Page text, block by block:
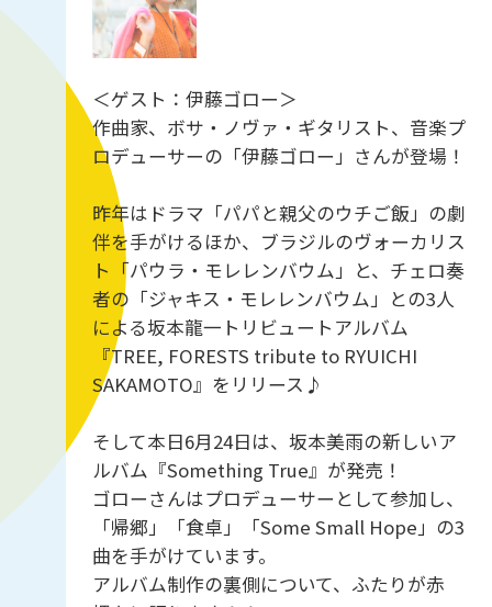
＜ゲスト：伊藤ゴロー＞
作曲家、ボサ・ノヴァ・ギタリスト、音楽プ
ロデューサーの「伊藤ゴロー」さんが登場！
昨年はドラマ「パパと親父のウチご飯」の劇
伴を手がけるほか、ブラジルのヴォーカリス
ト「パウラ・モレレンバウム」と、チェロ奏
者の「ジャキス・モレレンバウム」との3人
による坂本龍一トリビュートアルバム
『TREE, FORESTS tribute to RYUICHI
SAKAMOTO』をリリース♪
そして本日6月24日は、坂本美雨の新しいア
ルバム『Something True』が発売！
ゴローさんはプロデューサーとして参加し、
「帰郷」「食卓」「Some Small Hope」の3
曲を手がけています。
アルバム制作の裏側について、ふたりが赤